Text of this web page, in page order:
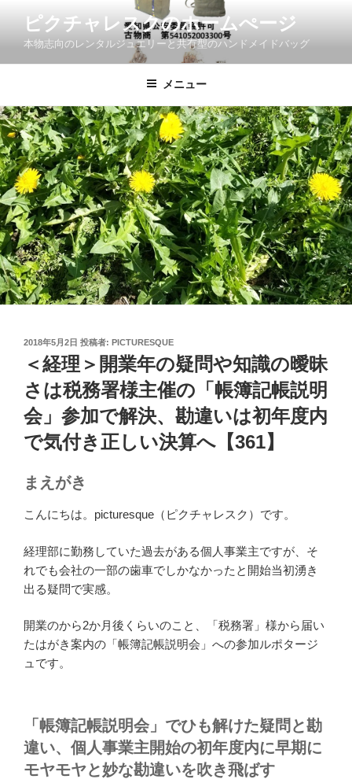
ン
ス
キ
ッ
プ
ピクチャレスクのホームぺージ
本物志向のレンタルジュエリーと共有型のハンドメイドバッグ
メニュー
投
日:
2018年5月2日 投稿者: PICTURESQUE
＜経理＞開業年の疑問や知識の曖昧
さは税務署様主催の「帳簿記帳説明
会」参加で解決、勘違いは初年度内
で気付き正しい決算へ【361】
まえがき
こんにちは。picturesque（ピクチャレスク）です。
経理部に勤務していた過去がある個人事業主ですが、そ
れでも会社の一部の歯車でしかなかったと開始当初湧き
出る疑問で実感。
開業のから2か月後くらいのこと、「税務署」様から届い
たはがき案内の「帳簿記帳説明会」への参加ルポタージ
ュです。
「帳簿記帳説明会」でひも解けた疑問と勘
違い、個人事業主開始の初年度内に早期に
モヤモヤと妙な勘違いを吹き飛ばす